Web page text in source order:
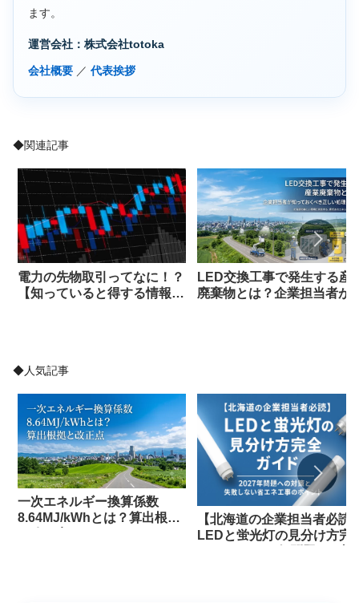
ます。
運営会社：株式会社totoka
会社概要 ／ 代表挨拶
◆関連記事
電力の先物取引ってなに！？
【知っていると得する情報を
LED交換工事で発生する産
廃棄物とは？企業担当者が
◆人気記事
一次エネルギー換算係数
8.64MJ/kWhとは？算出根拠
【北海道の企業担当者必読
LEDと蛍光灯の見分け方完